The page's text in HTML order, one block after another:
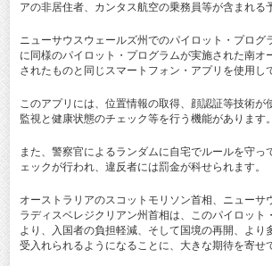
アの非居住者、カンタス航空の乗務員等が含まれる
ニューサウスウェールズ州でのパイロット・プログ
に同様のパイロット・プログラムが実施された南オ
されたものと同じスマートフォン・アプリを使用し
このアプリには、位置情報の取得、顔認証等技術が
監視と健康状態のチェック等を行う機能があります。
また、警察官によるランダムに自宅でルールを守っ
ェックが行われ、違反者には罰金が科せられます。
オーストラリアのスコットモリソン首相、ニューサ
ラディスベレジクリアン州首相は、このパイロット
より、入国者の負担軽減、そして国境の再開、より
受入れられるようになることに、大きな期待を寄せ